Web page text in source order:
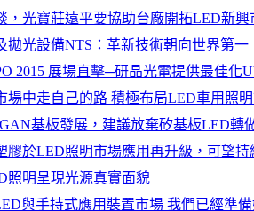
，光寶莊遠平要協助台廠開拓LED新興
拋光設備NTS：革新技術朝向世界第一
2015 展場直擊─研晶光電提供最佳化
場中走自己的路 積極布局LED車用照
基板發展，建議放棄矽基板LED轉
膠於LED照明市場應用再升級，可望持
照明呈現光源真實面貌
與手持式應用裝置市場 我們已經準